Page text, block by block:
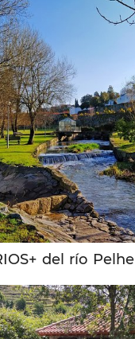
del río Pelhe